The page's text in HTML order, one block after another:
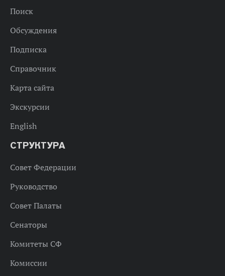
Поиск
Обсуждения
Подписка
Справочник
Карта сайта
Экскурсии
English
СТРУКТУРА
Совет Федерации
Руководство
Совет Палаты
Сенаторы
Комитеты СФ
Комиссии